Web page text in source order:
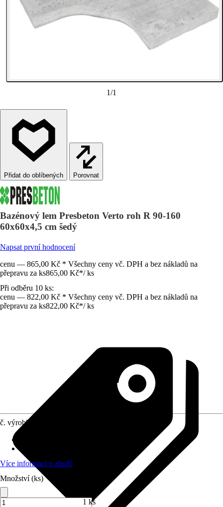
1/1
Porovnat
Bazénový lem Presbeton Verto roh R 90-160
60x60x4,5 cm šedý
Napsat první hodnocení
cenu — 865,00 Kč * Všechny ceny vč. DPH a bez nákladů na
přepravu za ks865,00 Kč*/ ks
Při odběru 10 ks:
cenu — 822,00 Kč * Všechny ceny vč. DPH a bez nákladů na
přepravu za ks822,00 Kč*/ ks
č. výrobku
Více informací o zboží
Množství (ks)
1 ks